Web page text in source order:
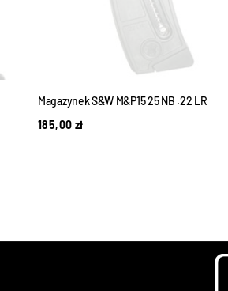
Magazynek S&W M&P15 25 NB .22 LR
185,00 zł